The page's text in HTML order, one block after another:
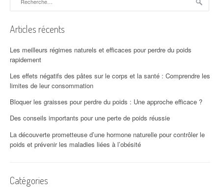
Articles récents
Les meilleurs régimes naturels et efficaces pour perdre du poids
rapidement
Les effets négatifs des pâtes sur le corps et la santé : Comprendre les
limites de leur consommation
Bloquer les graisses pour perdre du poids : Une approche efficace ?
Des conseils importants pour une perte de poids réussie
La découverte prometteuse d’une hormone naturelle pour contrôler le
poids et prévenir les maladies liées à l’obésité
Catégories